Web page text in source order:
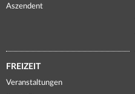
Aszendent
FREIZEIT
Veranstaltungen